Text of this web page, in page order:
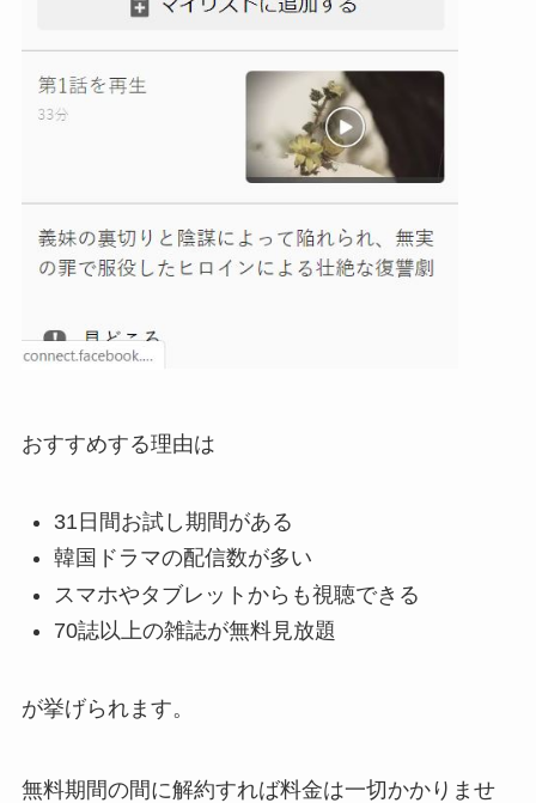
おすすめする理由は
31日間お試し期間がある
韓国ドラマの配信数が多い
スマホやタブレットからも視聴できる
70誌以上の雑誌が無料見放題
が挙げられます。
無料期間の間に解約すれば料金は一切かかりませ